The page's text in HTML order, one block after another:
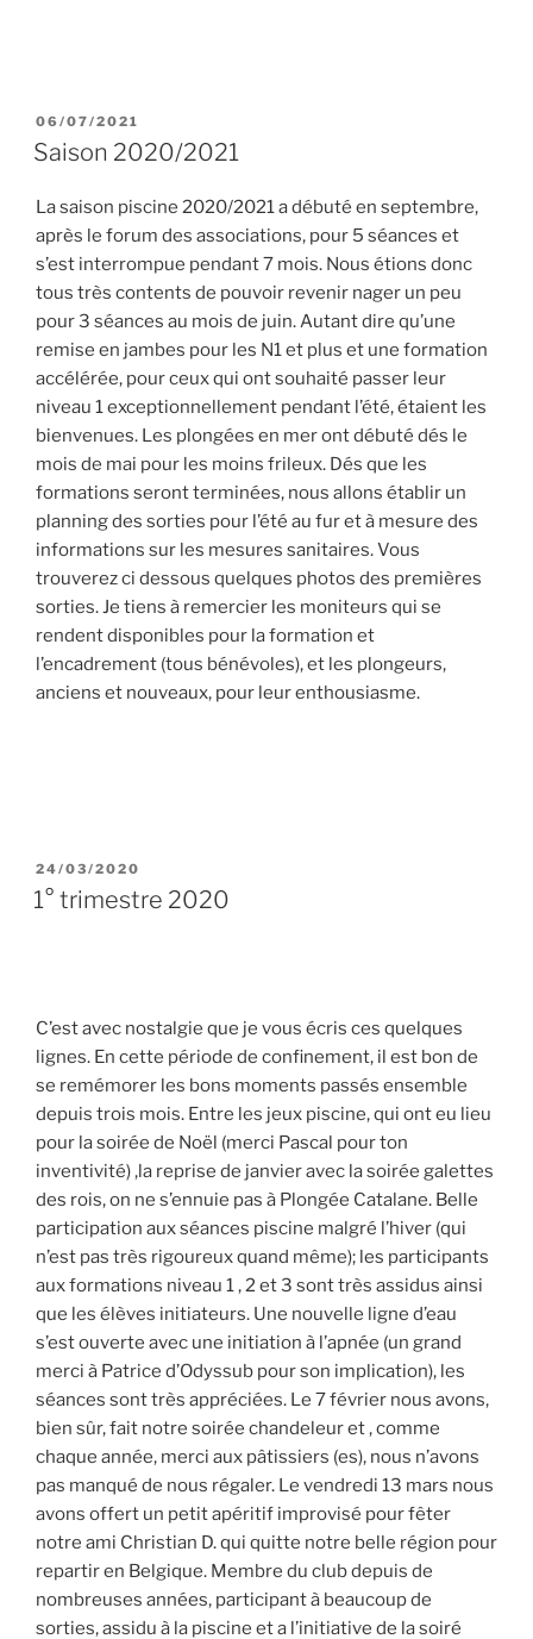
PUBLIÉ
LE
06/07/2021
Saison 2020/2021
La saison piscine 2020/2021 a débuté en septembre,
après le forum des associations, pour 5 séances et
s’est interrompue pendant 7 mois. Nous étions donc
tous très contents de pouvoir revenir nager un peu
pour 3 séances au mois de juin. Autant dire qu’une
remise en jambes pour les N1 et plus et une formation
accélérée, pour ceux qui ont souhaité passer leur
niveau 1 exceptionnellement pendant l’été, étaient les
bienvenues. Les plongées en mer ont débuté dés le
mois de mai pour les moins frileux. Dés que les
formations seront terminées, nous allons établir un
planning des sorties pour l’été au fur et à mesure des
informations sur les mesures sanitaires. Vous
trouverez ci dessous quelques photos des premières
sorties. Je tiens à remercier les moniteurs qui se
rendent disponibles pour la formation et
l’encadrement (tous bénévoles), et les plongeurs,
anciens et nouveaux, pour leur enthousiasme.
PUBLIÉ
LE
24/03/2020
1° trimestre 2020
C’est avec nostalgie que je vous écris ces quelques
lignes. En cette période de confinement, il est bon de
se remémorer les bons moments passés ensemble
depuis trois mois. Entre les jeux piscine, qui ont eu lieu
pour la soirée de Noël (merci Pascal pour ton
inventivité) ,la reprise de janvier avec la soirée galettes
des rois, on ne s’ennuie pas à Plongée Catalane. Belle
participation aux séances piscine malgré l’hiver (qui
n’est pas très rigoureux quand même); les participants
aux formations niveau 1 , 2 et 3 sont très assidus ainsi
que les élèves initiateurs. Une nouvelle ligne d’eau
s’est ouverte avec une initiation à l’apnée (un grand
merci à Patrice d’Odyssub pour son implication), les
séances sont très appréciées. Le 7 février nous avons,
bien sûr, fait notre soirée chandeleur et , comme
chaque année, merci aux pâtissiers (es), nous n’avons
pas manqué de nous régaler. Le vendredi 13 mars nous
avons offert un petit apéritif improvisé pour fêter
notre ami Christian D. qui quitte notre belle région pour
repartir en Belgique. Membre du club depuis de
nombreuses années, participant à beaucoup de
sorties, assidu à la piscine et a l’initiative de la soiré